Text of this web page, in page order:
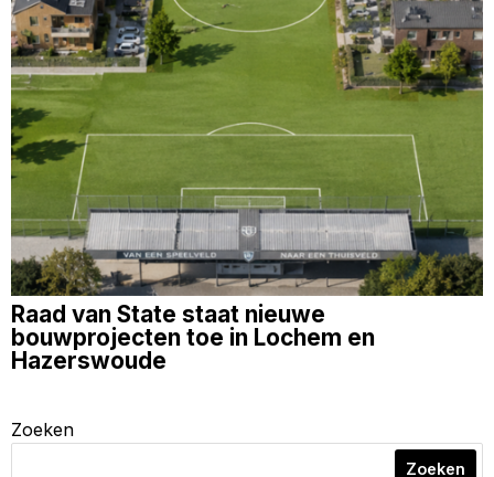
Raad van State staat nieuwe
bouwprojecten toe in Lochem en
Hazerswoude
Zoeken
Zoeken